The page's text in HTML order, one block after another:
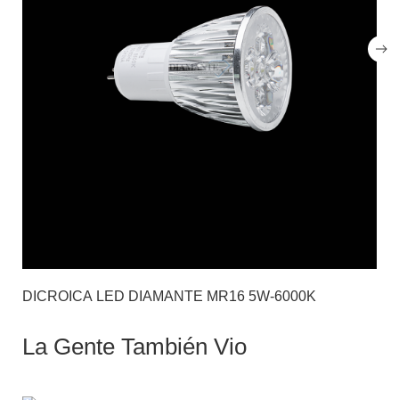
DICROICA LED DIAMANTE MR16 5W-6000K
La Gente También Vio